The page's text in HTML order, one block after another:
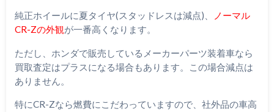
純正ホイールに夏タイヤ(スタッドレスは減点)、
ノーマル
CR-Zの外観が一番高くなります。
ただし、ホンダで販売しているメーカーパーツ装着車なら
買取査定はプラスになる場合もあります。この場合減点は
ありません。
特にCR-Zなら燃費にこだわっていますので、社外品の車高